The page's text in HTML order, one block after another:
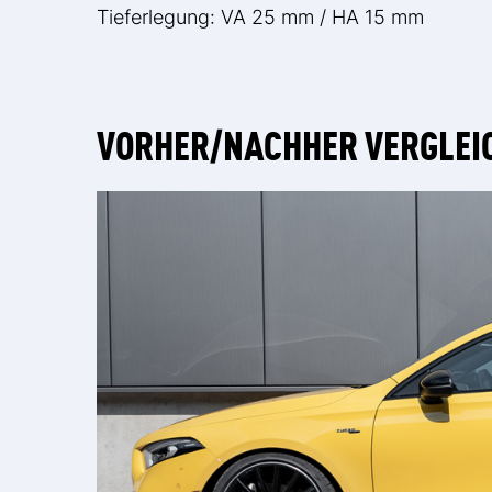
Tieferlegung: VA 25 mm / HA 15 mm
VORHER/NACHHER